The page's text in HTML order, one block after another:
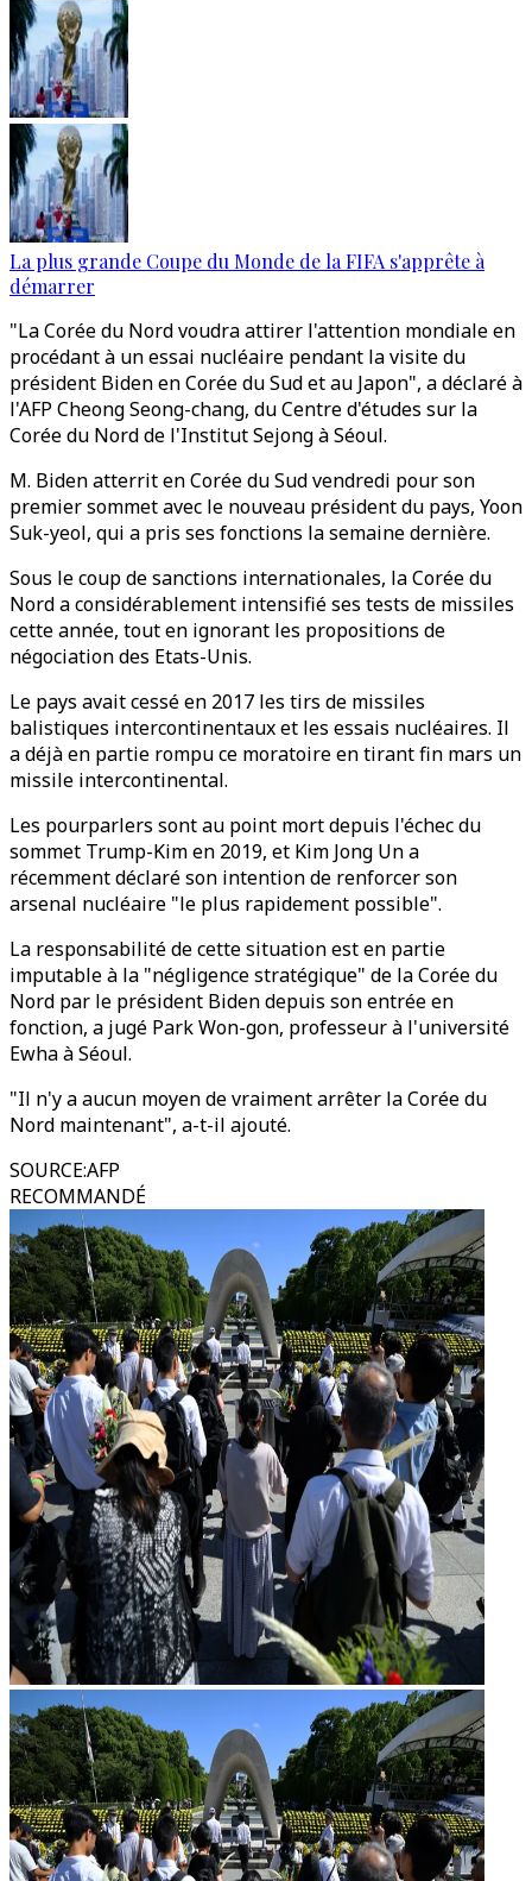
La plus grande Coupe du Monde de la FIFA s'apprête à
démarrer
"La Corée du Nord voudra attirer l'attention mondiale en
procédant à un essai nucléaire pendant la visite du
président Biden en Corée du Sud et au Japon", a déclaré à
l'AFP Cheong Seong-chang, du Centre d'études sur la
Corée du Nord de l'Institut Sejong à Séoul.
M. Biden atterrit en Corée du Sud vendredi pour son
premier sommet avec le nouveau président du pays, Yoon
Suk-yeol, qui a pris ses fonctions la semaine dernière.
Sous le coup de sanctions internationales, la Corée du
Nord a considérablement intensifié ses tests de missiles
cette année, tout en ignorant les propositions de
négociation des Etats-Unis.
Le pays avait cessé en 2017 les tirs de missiles
balistiques intercontinentaux et les essais nucléaires. Il
a déjà en partie rompu ce moratoire en tirant fin mars un
missile intercontinental.
Les pourparlers sont au point mort depuis l'échec du
sommet Trump-Kim en 2019, et Kim Jong Un a
récemment déclaré son intention de renforcer son
arsenal nucléaire "le plus rapidement possible".
La responsabilité de cette situation est en partie
imputable à la "négligence stratégique" de la Corée du
Nord par le président Biden depuis son entrée en
fonction, a jugé Park Won-gon, professeur à l'université
Ewha à Séoul.
"Il n'y a aucun moyen de vraiment arrêter la Corée du
Nord maintenant", a-t-il ajouté.
SOURCE:AFP
RECOMMANDÉ